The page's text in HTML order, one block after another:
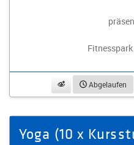
beobachtenAbgelaufen